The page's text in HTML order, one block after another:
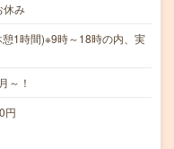
み
1時間)※9時～18時の内、実
～！
円